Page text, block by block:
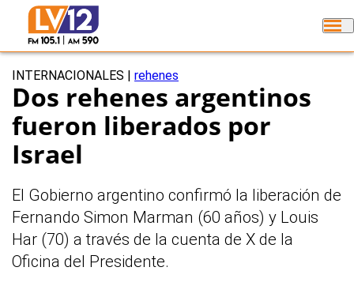
INTERNACIONALES rehenes
Dos rehenes argentinos
fueron liberados por
Israel
El Gobierno argentino confirmó la liberación de
Fernando Simon Marman (60 años) y Louis
Har (70) a través de la cuenta de X de la
Oficina del Presidente.